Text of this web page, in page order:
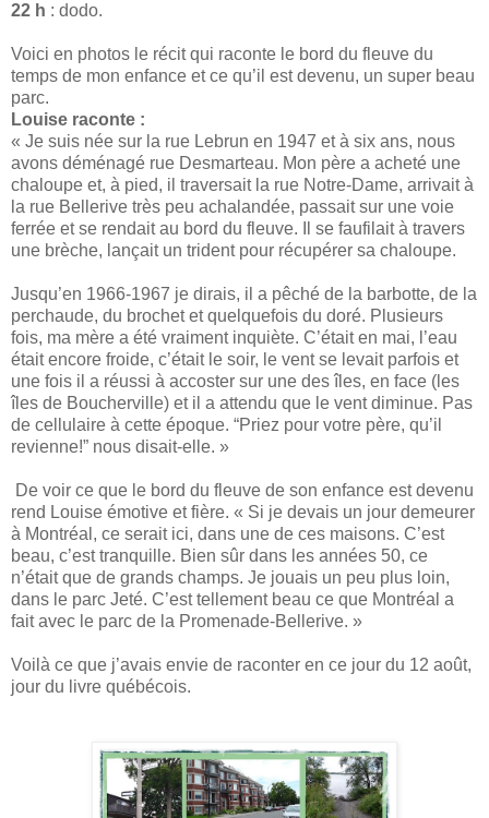
22 h : dodo.
Voici en photos le récit qui raconte le bord du fleuve du
temps de mon enfance et ce qu’il est devenu, un super beau
parc.
Louise raconte :
« Je suis née sur la rue Lebrun en 1947 et à six ans, nous
avons déménagé rue Desmarteau. Mon père a acheté une
chaloupe et, à pied, il traversait la rue Notre-Dame, arrivait à
la rue Bellerive très peu achalandée, passait sur une voie
ferrée et se rendait au bord du fleuve. Il se faufilait à travers
une brèche, lançait un trident pour récupérer sa chaloupe.
Jusqu’en 1966-1967 je dirais, il a pêché de la barbotte, de la
perchaude, du brochet et quelquefois du doré. Plusieurs
fois, ma mère a été vraiment inquiète. C’était en mai, l’eau
était encore froide, c’était le soir, le vent se levait parfois et
une fois il a réussi à accoster sur une des îles, en face (les
îles de Boucherville) et il a attendu que le vent diminue. Pas
de cellulaire à cette époque. “Priez pour votre père, qu’il
revienne!” nous disait-elle. »
De voir ce que le bord du fleuve de son enfance est devenu
rend Louise émotive et fière. « Si je devais un jour demeurer
à Montréal, ce serait ici, dans une de ces maisons. C’est
beau, c’est tranquille. Bien sûr dans les années 50, ce
n’était que de grands champs. Je jouais un peu plus loin,
dans le parc Jeté. C’est tellement beau ce que Montréal a
fait avec le parc de la Promenade-Bellerive. »
Voilà ce que j’avais envie de raconter en ce jour du 12 août,
jour du livre québécois.